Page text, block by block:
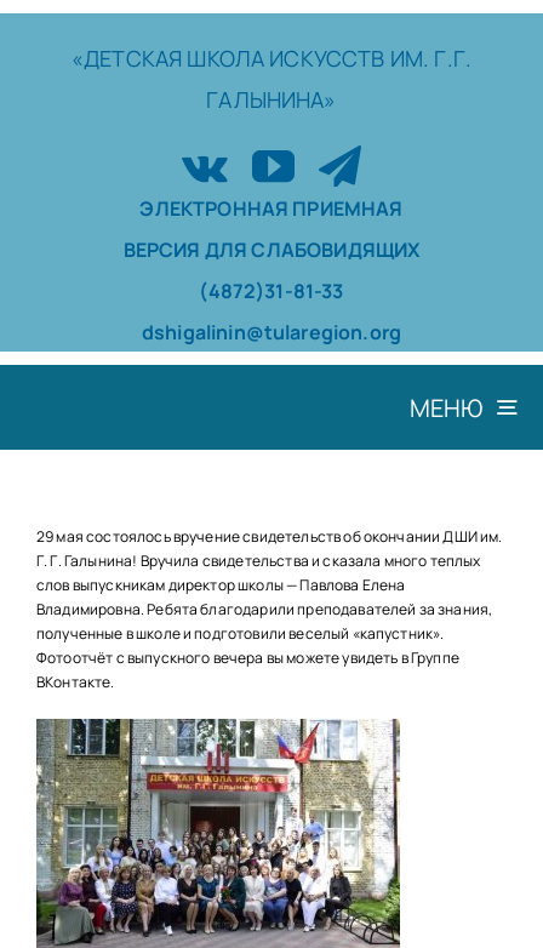
Skip
«ДЕТСКАЯ ШКОЛА ИСКУССТВ ИМ. Г.Г.
ГАЛЫНИНА»
ЭЛЕКТРОННАЯ ПРИЕМНАЯ
ВЕРСИЯ ДЛЯ СЛАБОВИДЯЩИХ
(4872)31-81-33
dshigalinin@tularegion.org
МЕНЮ
НАШИ ПРОЕКТЫ
О ПРИЕМЕ
ОБУЧАЮЩИМСЯ
СВЕДЕНИЯ ОБ ОО
КОНТАКТЫ
ОТЗЫВЫ
29 мая состоялось вручение свидетельств об окончании ДШИ им.
Г. Г. Галынина! Вручила свидетельства и сказала много теплых
слов выпускникам директор школы — Павлова Елена
Владимировна. Ребята благодарили преподавателей за знания,
полученные в школе и подготовили веселый «капустник».
Фотоотчёт с выпускного вечера вы можете увидеть в Группе
ВКонтакте.